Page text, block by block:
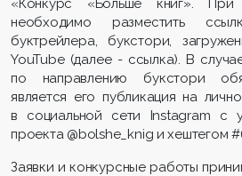
«Конкурс «Больше книг». При
необходимо разместить
буктрейлера, букстори,
YouTube (далее - ссылка). В
по направлению букстори
является его публикация на
в социальной сети Instagram с
проекта @bolshe_knig и хештегом
Заявки и конкурсные работы